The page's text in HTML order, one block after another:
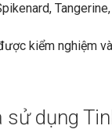
kiểm nghiệm
sử dụng